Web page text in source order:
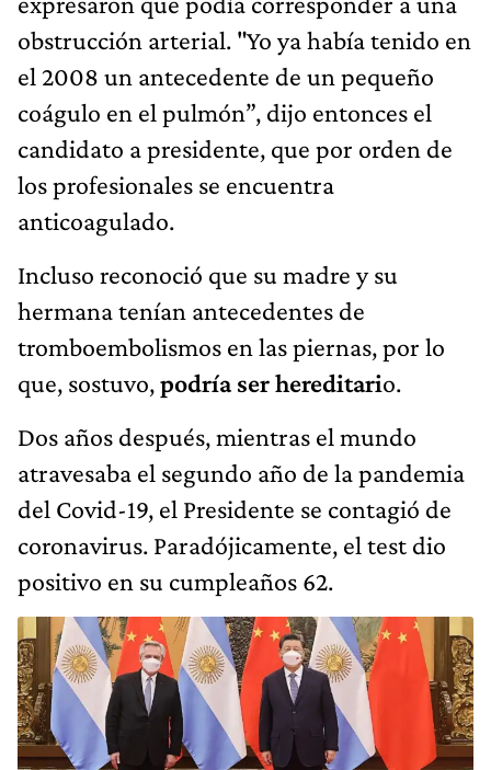
obstrucción arterial. "Yo ya había tenido en
el 2008 un antecedente de un pequeño
coágulo en el pulmón”, dijo entonces el
candidato a presidente, que por orden de
los profesionales se encuentra
anticoagulado.
Incluso reconoció que su madre y su
hermana tenían antecedentes de
tromboembolismos en las piernas, por lo
que, sostuvo,podría ser hereditario.
Dos años después, mientras el mundo
atravesaba el segundo año de la pandemia
del Covid-19, el Presidente se contagió de
coronavirus. Paradójicamente, el test dio
positivo en su cumpleaños 62.